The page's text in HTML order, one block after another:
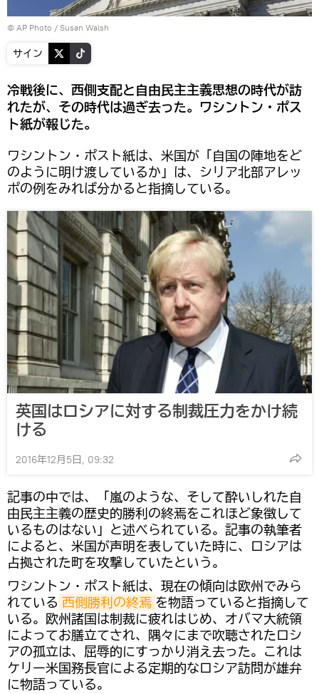
© AP Photo / Susan Walsh
サイン
冷戦後に、西側支配と自由民主主義思想の時代が訪
れたが、その時代は過ぎ去った。ワシントン・ポス
ト紙が報じた。
ワシントン・ポスト紙は、米国が「自国の陣地をど
のように明け渡しているか」は、シリア北部アレッ
ポの例をみれば分かると指摘している。
英国はロシアに対する制裁圧力をかけ続
ける
2016年12月5日, 09:32
記事の中では、「嵐のような、そして酔いしれた自
由民主主義の歴史的勝利の終焉をこれほど象徴して
いるものはない」と述べられている。記事の執筆者
によると、米国が声明を表していた時に、ロシアは
占拠された町を攻撃していたという。
ワシントン・ポスト紙は、現在の傾向は欧州でみら
れている 西側勝利の終焉 を物語っていると指摘して
いる。欧州諸国は制裁に疲れはじめ、オバマ大統領
によってお膳立てされ、隅々にまで吹聴されたロシ
アの孤立は、屈辱的にすっかり消え去った。これは
ケリー米国務長官による定期的なロシア訪問が雄弁
に物語っている。